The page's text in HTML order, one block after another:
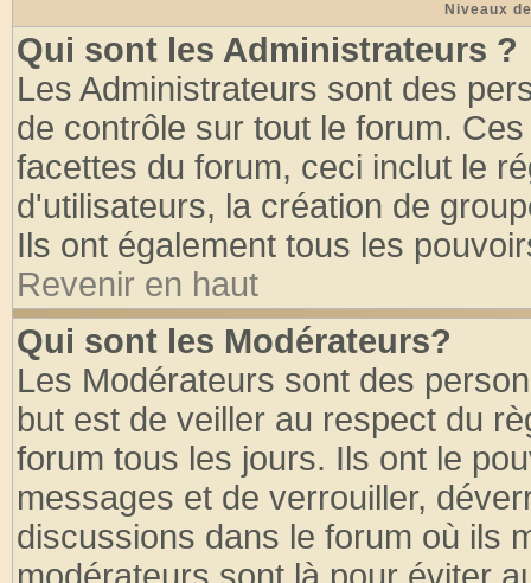
Niveaux
Qui sont les Administrateurs ?
Les Administrateurs sont des
de contrôle sur tout le forum.
facettes du forum, ceci inclut le
d'utilisateurs, la création de
Ils ont également tous les
Revenir en haut
Qui sont les Modérateurs?
Les Modérateurs sont des
but est de veiller au respect du
forum tous les jours. Ils ont le
messages et de verrouiller,
discussions dans le forum où ils